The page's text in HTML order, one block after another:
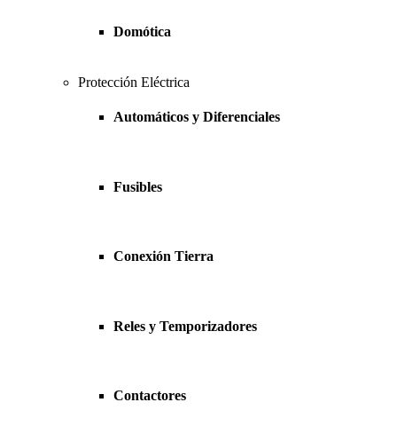
Domótica
Protección Eléctrica
Automáticos y Diferenciales
Fusibles
Conexión Tierra
Reles y Temporizadores
Contactores